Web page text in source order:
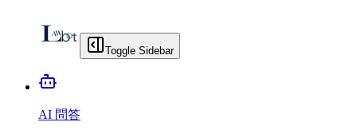
Toggle Sidebar
AI 問答